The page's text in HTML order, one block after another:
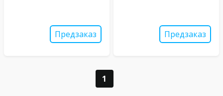
Предзаказ Предзаказ
1